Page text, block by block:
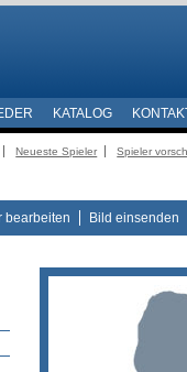
KATALOG
Neueste Spieler
Spieler
bearbeiten Bild einsenden